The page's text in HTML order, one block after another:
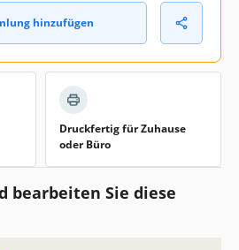
hinzufügen
Druckfertig für Zuhause
oder Büro
bearbeiten Sie diese